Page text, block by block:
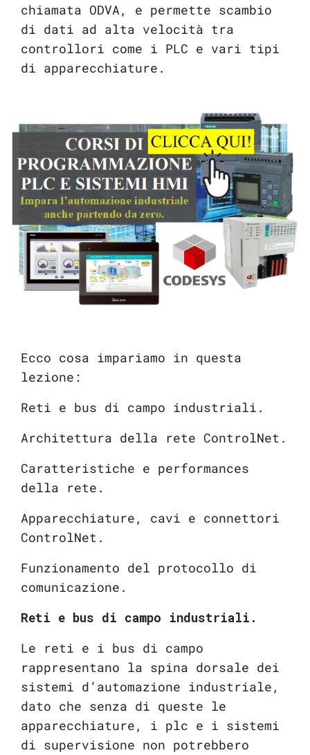
chiamata ODVA, e permette scambio
di dati ad alta velocità tra
controllori come i PLC e vari tipi
di apparecchiature.
Ecco cosa impariamo in questa
lezione:
Reti e bus di campo industriali.
Architettura della rete ControlNet.
Caratteristiche e performances
della rete.
Apparecchiature, cavi e connettori
ControlNet.
Funzionamento del protocollo di
comunicazione.
Reti e bus di campo industriali.
Le reti e i bus di campo
rappresentano la spina dorsale dei
sistemi d’automazione industriale,
dato che senza di queste le
apparecchiature, i plc e i sistemi
di supervisione non potrebbero